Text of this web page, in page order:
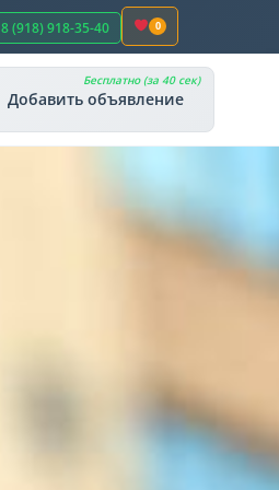
8 (918) 918-35-40 0
Добавить объявление
Бесплатно (за 40 сек)